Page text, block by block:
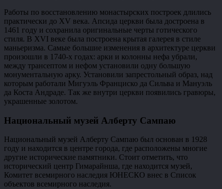
Работы по восстановлению монастырских построек длились
практически до XV века. Апсида церкви была достроена в
1461 году и сохранила оригинальные черты готического
стиля. В XVI веке была построена крытая галерея в стиле
маньеризма. Самые большие изменения в архитектуре церкви
произошли в 1740-х годах: арки и колонны нефа убрали,
между трансептом и нефом установили одну большую
монументальную арку. Установили запрестольный образ, над
которым работали Мигуэль Франциско да Сильва и Мануэль
да Коста Андраде. Так же внутри церкви появились гравюры,
украшенные золотом.
Национальный музей Алберту Сампаю
Национальный музей Алберту Сампаю был основан в 1928
году и находится в центре города, где расположены многие
другие исторические памятники. Стоит отметить, что
исторический центр Гимарайнша, где находится музей,
Комитет всемирного наследия ЮНЕСКО внес в Список
объектов всемирного наследия.